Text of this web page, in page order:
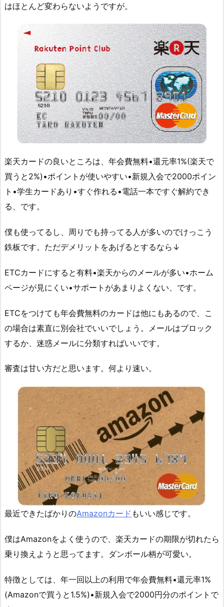
はほとんど変わらないようですが。
楽天カードの良いところは、年会費無料•還元率1%(楽天で
買うと2%)•ポイントが使いやすい•新規入会で2000ポイン
ト•学生カードあり•すぐ作れる•電話一本ですぐ解約でき
る、です。
僕も使ってるし、周りでも持ってる人が多いのでけっこう
鉄板です。ただデメリットをあげるとするなら↓
ETCカードにすると有料•楽天からのメールが多い•ホーム
ページが見にくい•サポートがあまりよくない、です。
ETCをつけても年会費無料のカードは他にもあるので、こ
の場合は素直に別会社でいいでしょう。メールはブロック
するか、迷惑メールに分類すればいいです。
審査は甘い方だと思います。何より速い。
最近できたばかりのAmazonカード もいい感じです。
僕はAmazonをよく使うので、楽天カードの期限が切れたら
乗り換えようと思ってます。ダンボール柄が可愛い。
特徴としては、年一回以上の利用で年会費無料•還元率1%
(Amazonで買うと1.5%)•新規入会で2000円分のポイントで